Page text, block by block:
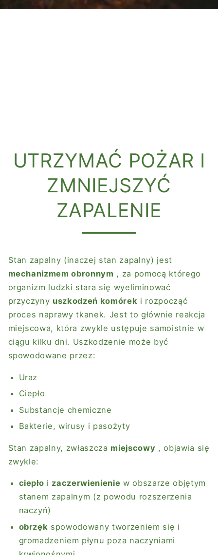
UTRZYMAĆ POŻAR I
ZMNIEJSZYĆ
ZAPALENIE
Stan zapalny (inaczej stan zapalny) jest
mechanizmem obronnym , za pomocą którego
organizm ludzki stara się wyeliminować
przyczyny uszkodzeń komórek i rozpocząć
proces naprawy tkanek. Jest to głównie reakcja
miejscowa, która zwykle ustępuje samoistnie w
ciągu kilku dni. Uszkodzenie może być
spowodowane przez:
Uraz
Ciepło
Substancje chemiczne
Bakterie, wirusy i pasożyty
Stan zapalny, zwłaszcza miejscowy , objawia się
zwykle:
ciepło i zaczerwienienie w obszarze objętym
stanem zapalnym (z powodu rozszerzenia
naczyń)
obrzęk spowodowany tworzeniem się i
gromadzeniem płynu poza naczyniami